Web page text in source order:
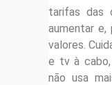
tarifas das
aumentar e,
valores.
e tv à
não usa